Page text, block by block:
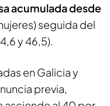
acumulada desde
seguida del
y 46,5).
en Galicia y
previa,